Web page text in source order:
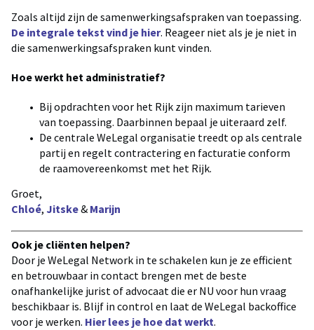
Zoals altijd zijn de samenwerkingsafspraken van toepassing.
De integrale tekst vind je hier. Reageer niet als je je niet in
die samenwerkingsafspraken kunt vinden.
Hoe werkt het administratief?
Bij opdrachten voor het Rijk zijn maximum tarieven
van toepassing. Daarbinnen bepaal je uiteraard zelf.
De centrale WeLegal organisatie treedt op als centrale
partij en regelt contractering en facturatie conform
de raamovereenkomst met het Rijk.
Groet,
Chloé, Jitske& Marijn
Ook je cliënten helpen?
Door je WeLegal Network in te schakelen kun je ze efficient
en betrouwbaar in contact brengen met de beste
onafhankelijke jurist of advocaat die er NU voor hun vraag
beschikbaar is. Blijf in control en laat de WeLegal backoffice
voor je werken. Hier lees je hoe dat werkt.